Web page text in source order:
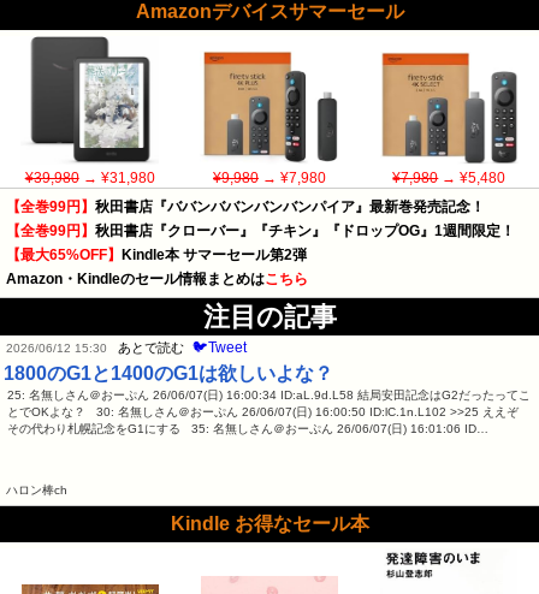
Amazonデバイスサマーセール
¥39,980→ ¥31,980 ¥9,980→ ¥7,980 ¥7,980→ ¥5,480
【全巻99円】 秋田書店『ババンババンバンバンパイア』最新巻発売記念！
【全巻99円】 秋田書店『クローバー』『チキン』『ドロップOG』1週間限定！
【最大65%OFF】
Kindle本 サマーセール第2弾
Amazon・Kindleのセール情報まとめはこちら
注目の記事
2026/06/12 15:30 あとで読む 🐦Tweet
1800のG1と1400のG1は欲しいよな？
25: 名無しさん＠おーぷん 26/06/07(日) 16:00:34 ID:aL.9d.L58 結局安田記念はG2だったってこ
とでOKよな？ 30: 名無しさん＠おーぷん 26/06/07(日) 16:00:50 ID:lC.1n.L102 >>25 ええぞ
その代わり札幌記念をG1にする 35: 名無しさん＠おーぷん 26/06/07(日) 16:01:06 ID…
ハロン棒ch
Kindle お得なセール本